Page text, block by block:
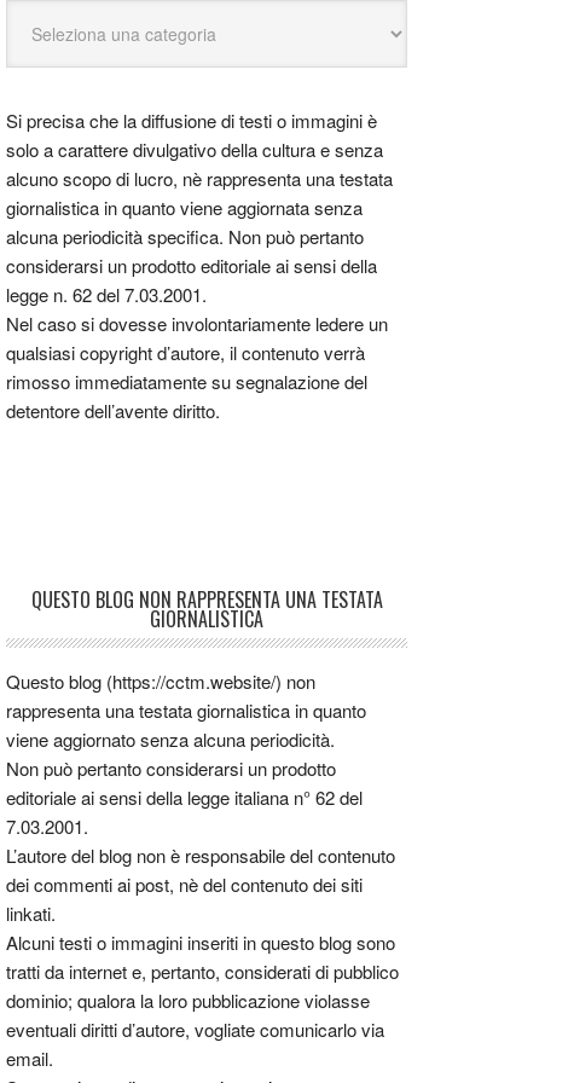
Si precisa che la diffusione di testi o immagini è
solo a carattere divulgativo della cultura e senza
alcuno scopo di lucro, nè rappresenta una testata
giornalistica in quanto viene aggiornata senza
alcuna periodicità specifica. Non può pertanto
considerarsi un prodotto editoriale ai sensi della
legge n. 62 del 7.03.2001.
Nel caso si dovesse involontariamente ledere un
qualsiasi copyright d’autore, il contenuto verrà
rimosso immediatamente su segnalazione del
detentore dell’avente diritto.
QUESTO BLOG NON RAPPRESENTA UNA TESTATA
GIORNALISTICA
Questo blog (https://cctm.website/) non
rappresenta una testata giornalistica in quanto
viene aggiornato senza alcuna periodicità.
Non può pertanto considerarsi un prodotto
editoriale ai sensi della legge italiana n° 62 del
7.03.2001.
L’autore del blog non è responsabile del contenuto
dei commenti ai post, nè del contenuto dei siti
linkati.
Alcuni testi o immagini inseriti in questo blog sono
tratti da internet e, pertanto, considerati di pubblico
dominio; qualora la loro pubblicazione violasse
eventuali diritti d’autore, vogliate comunicarlo via
email.